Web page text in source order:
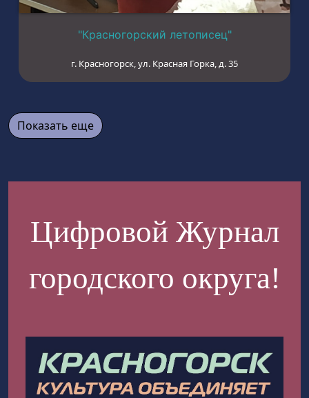
"Красногорский летописец"
г. Красногорск, ул. Красная Горка, д. 35
Показать еще
Цифровой Журнал
городского округа!